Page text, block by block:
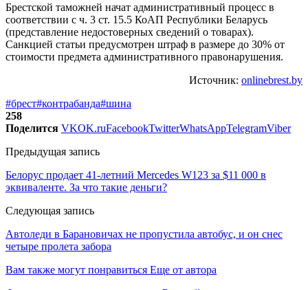
Брестской таможней начат административный процесс в
соответствии с ч. 3 ст. 15.5 КоАП Республики Беларусь
(представление недостоверных сведений о товарах).
Санкцией статьи предусмотрен штраф в размере до 30% от
стоимости предмета административного правонарушения.
Источник: onlinebrest.by
#брест#контрабанда#шина
258
Поделится VKOK.ruFacebookTwitterWhatsAppTelegramViber
Предыдущая запись
Белорус продает 41-летний Mercedes W123 за $11 000 в
эквиваленте. За что такие деньги?
Следующая запись
Автоледи в Барановичах не пропустила автобус, и он снес
четыре пролета забора
Вам также могут понравиться Еще от автора